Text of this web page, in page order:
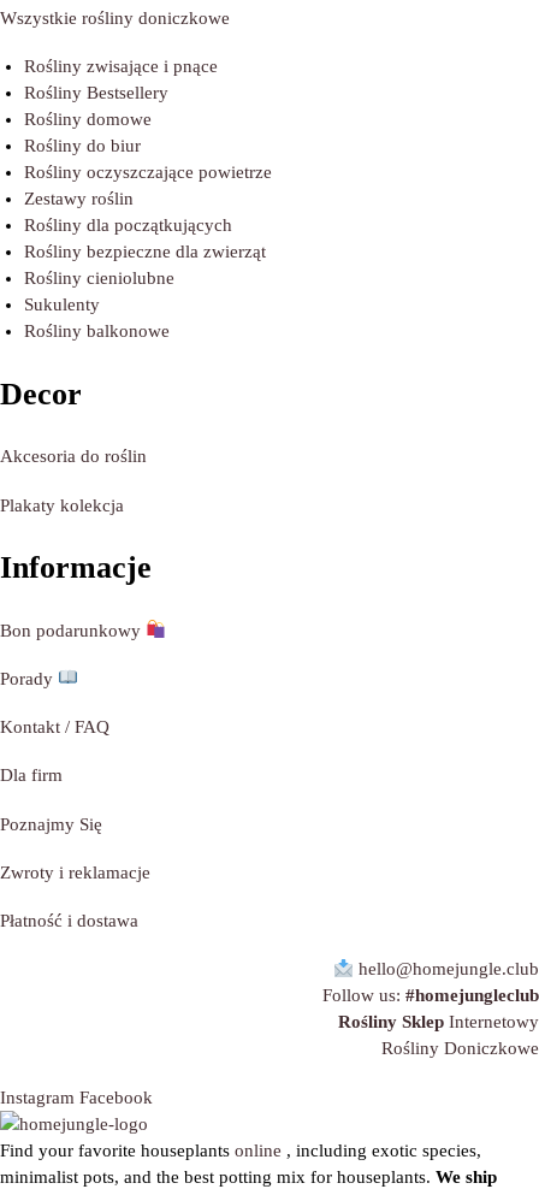
Wszystkie rośliny doniczkowe
Rośliny zwisające i pnące
Rośliny Bestsellery
Rośliny domowe
Rośliny do biur
Rośliny oczyszczające powietrze
Zestawy roślin
Rośliny dla początkujących
Rośliny bezpieczne dla zwierząt
Rośliny cieniolubne
Sukulenty
Rośliny balkonowe
Decor
Akcesoria do roślin
Plakaty kolekcja
Informacje
Bon podarunkowy
Porady
Kontakt / FAQ
Dla firm
Poznajmy Się
Zwroty i reklamacje
Płatność i dostawa
hello@homejungle.club
Follow us: #homejungleclub
Rośliny Sklep Internetowy
Rośliny Doniczkowe
Instagram Facebook
Find your favorite houseplants online , including exotic species,
minimalist pots, and the best potting mix for houseplants. We ship